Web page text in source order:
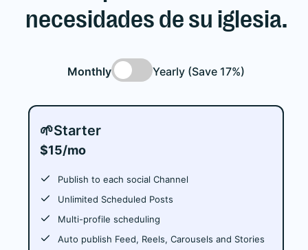
necesidades de su iglesia.
Monthly Yearly (Save 17%)
🌱Starter
$15/mo
Publish to each social Channel
Unlimited Scheduled Posts
Multi-profile scheduling
Auto publish Feed, Reels, Carousels and Stories